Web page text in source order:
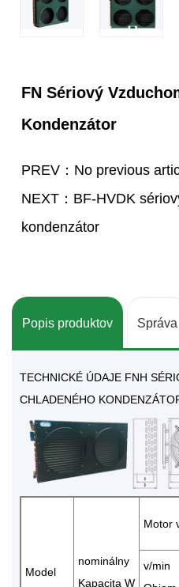
FN Sériový
Kondenzátor
PREV：No previous
NEXT：BF-HVDK
kondenzátor
Popis produktov Správa
TECHNICKÉ ÚDAJE FNH
CHLADENÉHO
Model
nominálny
Kapacita W
Motor
v/min